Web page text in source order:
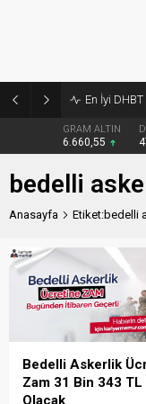
En İyi
GRAM ALTIN
6.660,55
bedelli
Anasayfa Etiket:bedelli
Bedelli Askerlik
Zam 31 Bin 343 TL
Olacak